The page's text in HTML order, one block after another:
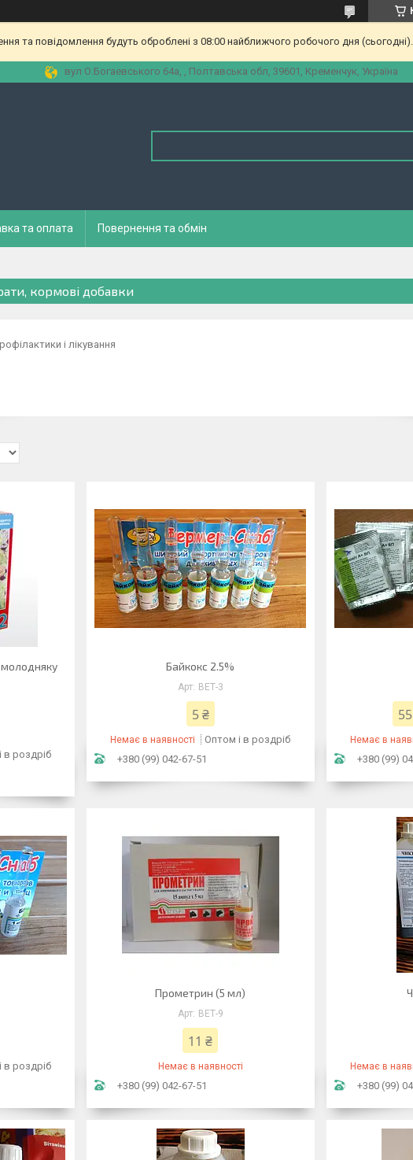
та повідомлення будуть оброблені з 08:00 найближчого робочого дня (сьогодні).
вул О.Богаевського 64а, , Полтавська обл, 39601, Кременчук, Україна
та оплата Повернення та обмін
кормові добавки
і лікування
в роздріб
Байкокс 2.5%
ВЕТ-3
5 ₴
Немає в наявності
Оптом і в роздріб
+380 (99) 042-67-51
Немає в
+380 (99)
в роздріб
Прометрин (5 мл)
ВЕТ-9
11 ₴
Немає в наявності
+380 (99) 042-67-51
Немає в
+380 (99)